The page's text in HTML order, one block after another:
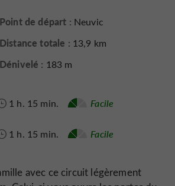
Point de départ : Neuvic
Distance totale : 13,9 km
Dénivelé : 183 m
1 h. 15 min. Facile
1 h. 15 min. Facile
avec ce circuit légèrement